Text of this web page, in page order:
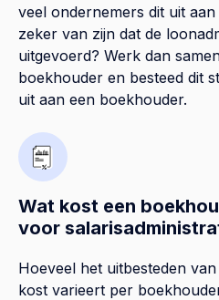
veel ondernemers dit uit
zeker van zijn dat de
uitgevoerd? Werk dan
boekhouder en besteed dit
uit aan een boekhouder.
Wat kost een
voor
Hoeveel het uitbesteden
kost varieert per